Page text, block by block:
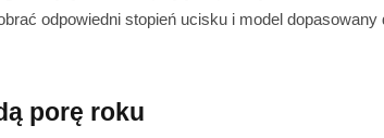
odpowiedni stopień ucisku i model dopasowany
porę roku